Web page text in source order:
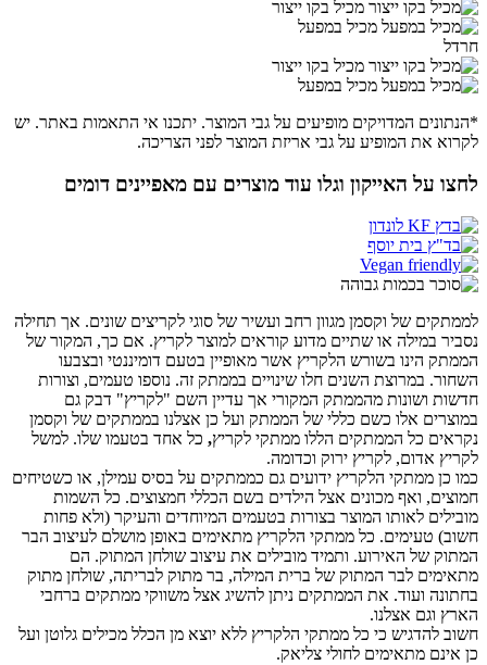
מכיל בקו ייצור
מכיל במפעל
חרדל
מכיל בקו ייצור
מכיל במפעל
*הנתונים המדויקים מופיעים על גבי המוצר. יתכנו אי התאמות באתר. יש
לקרוא את המופיע על גבי אריזת המוצר לפני הצריכה.
לחצו על האייקון וגלו עוד מוצרים עם מאפיינים דומים
לממתקים של וקסמן מגוון רחב ועשיר של סוגי לקריצים שונים. אך תחילה
נסביר במילה או שתיים מדוע קוראים למוצר לקריץ. אם כך, המקור של
הממתק הינו בשורש הלקריץ אשר מאופיין בטעם דומיננטי ובצבעו
השחור. במרוצת השנים חלו שינויים בממתק זה. נוספו טעמים, וצורות
חדשות ושונות מהממתק המקורי אך עדיין השם "לקריץ" דבק גם
במוצרים אלו כשם כללי של הממתק ועל כן אצלנו בממתקים של וקסמן
נקראים כל הממתקים הללו ממתקי לקריץ, כל אחד בטעמו שלו. למשל
לקריץ אדום, לקריץ ירוק וכדומה.
כמו כן ממתקי הלקריץ ידועים גם כממתקים על בסיס עמילן, או כשטיחים
חמוצים, ואף מכונים אצל הילדים בשם הכללי חמצוצים. כל השמות
מובילים לאותו המוצר בצורות בטעמים המיוחדים והעיקר (ולא פחות
חשוב) טעימים. כל ממתקי הלקריץ מתאימים באופן מושלם לעיצוב הבר
המתוק של האירוע. ותמיד מובילים את עיצוב שולחן המתוק. הם
מתאימים לבר המתוק של ברית המילה, בר מתוק לבריתה, שולחן מתוק
בחתונה ועוד. את הממתקים ניתן להשיג אצל משווקי ממתקים ברחבי
הארץ וגם אצלנו.
חשוב להדגיש כי כל ממתקי הלקריץ ללא יוצא מן הכלל מכילים גלוטן ועל
כן אינם מתאימים לחולי צליאק.